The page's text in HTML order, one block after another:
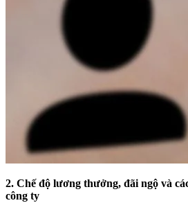
2. Chế độ lương thưởng, đãi ngộ và
công ty